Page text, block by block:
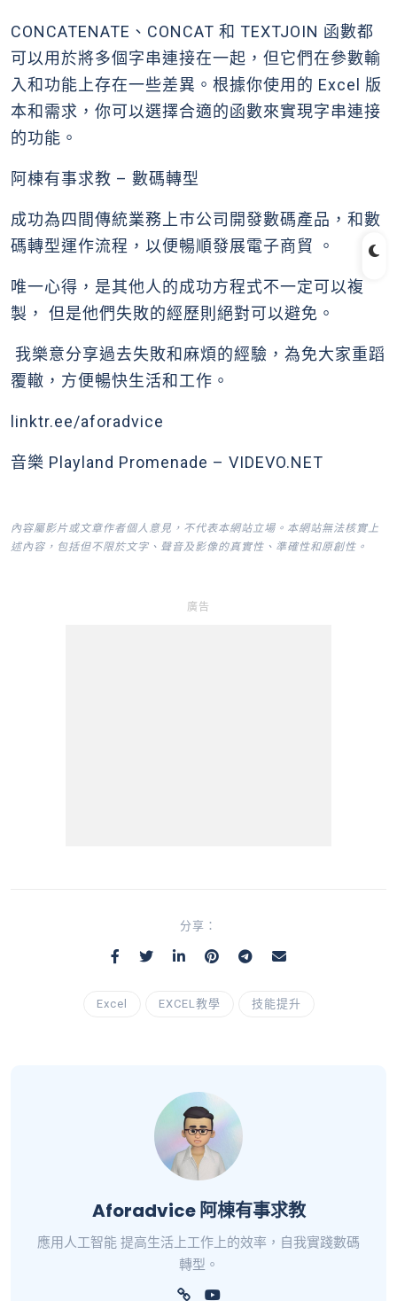
CONCATENATE、CONCAT 和 TEXTJOIN 函數都
可以用於將多個字串連接在一起，但它們在參數輸
入和功能上存在一些差異。根據你使用的 Excel 版
本和需求，你可以選擇合適的函數來實現字串連接
的功能。
阿棟有事求教 – 數碼轉型
成功為四間傳統業務上巿公司開發數碼產品，和數
碼轉型運作流程，以便暢順發展電子商貿 。
唯一心得，是其他人的成功方程式不一定可以複
製， 但是他們失敗的經歷則絕對可以避免。
我樂意分享過去失敗和麻煩的經驗，為免大家重蹈
覆轍，方便暢快生活和工作。
linktr.ee/aforadvice
音樂 Playland Promenade – VIDEVO.NET
內容屬影片或文章作者個人意見，不代表本網站立場。本網站無法核實上
述內容，包括但不限於文字、聲音及影像的真實性、準確性和原創性。
廣告
分享：
Excel EXCEL教學 技能提升
Aforadvice 阿棟有事求教
應用人工智能 提高生活上工作上的效率，自我實踐數碼
轉型。